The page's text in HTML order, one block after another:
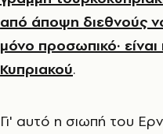
από άποψη διεθνούς
μόνο προσωπικό· είναι
Κυπριακού.
Γι' αυτό η σιωπή του